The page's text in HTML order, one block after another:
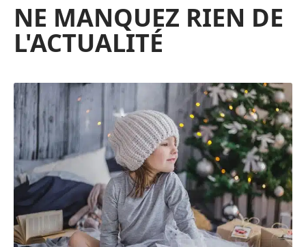
NE MANQUEZ RIEN DE
L'ACTUALITÉ